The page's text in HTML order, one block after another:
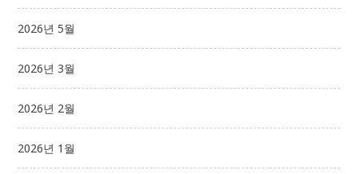
2026년 5월
2026년 3월
2026년 2월
2026년 1월